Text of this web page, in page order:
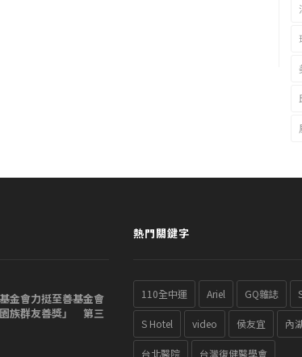
金會力挺至善基金會
園族群友善獎」 第三
熱門關鍵字
110全中運 Ariel GQ雜誌
S Hotel video 侯友宜 內
台北醫院 台灣復健醫學會